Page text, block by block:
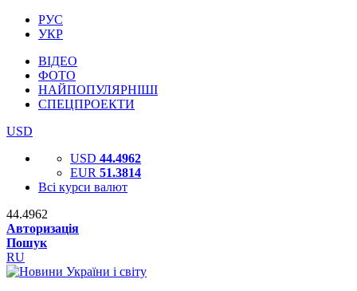
РУС
УКР
ВІДЕО
ФОТО
НАЙПОПУЛЯРНІШІ
СПЕЦПРОЕКТИ
USD
USD 44.4962
EUR 51.3814
Всі курси валют
44.4962
Авторизація
Пошук
RU